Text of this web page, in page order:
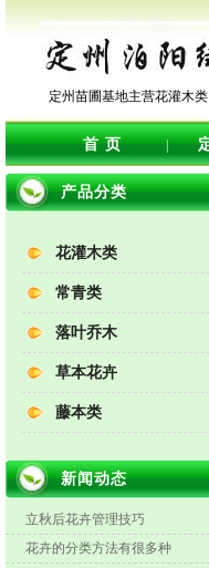
定州苗圃基地主营花灌木
首 页 |
产品分类
花灌木类
常青类
落叶乔木
草本花卉
藤本类
新闻动态
立秋后花卉管理技巧
花卉的分类方法有很多种